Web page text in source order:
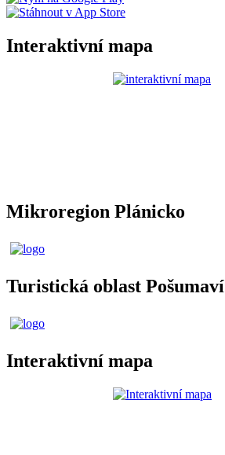
Interaktivní mapa
Mikroregion Plánicko
Turistická oblast Pošumaví
Interaktivní mapa